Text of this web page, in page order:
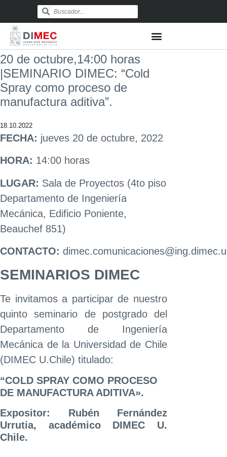
20 de octubre,14:00 horas
|SEMINARIO DIMEC: “Cold
Spray como proceso de
manufactura aditiva”.
18.10.2022
FECHA: jueves 20 de octubre, 2022
HORA: 14:00 horas
LUGAR: Sala de Proyectos (4to piso
Departamento de Ingeniería
Mecánica, Edificio Poniente,
Beauchef 851)
CONTACTO:
SEMINARIOS DIMEC
Te invitamos a participar de nuestro
quinto seminario de postgrado del
Departamento de Ingeniería
Mecánica de la Universidad de Chile
(DIMEC U.Chile) titulado:
“COLD SPRAY COMO PROCESO
DE MANUFACTURA ADITIVA».
Expositor: Rubén Fernández
Urrutia, académico DIMEC U.
Chile.